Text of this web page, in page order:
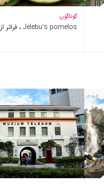
گوناگون
Jelebu’s pomelos ، فراتر از دوریان